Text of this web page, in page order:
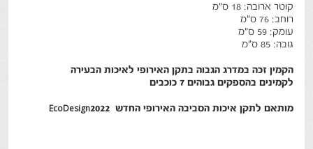
קוטר ארובה: 18 ס"מ
רוחב: 76 ס"מ
עומק: 59 ס"מ
גובה: 85 ס"מ
הקמין זכה במדרג הגבוה בתקן האירופי לאיכות הבעירה
לקמינים בהספקים גבוהים 7 כוכבים
מותאם לתקן איכות הסביבה האירופי החדש EcoDesign2022